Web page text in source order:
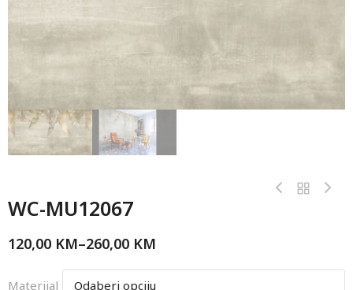
WC-MU12067
120,00 KM–260,00 KM
Materijal